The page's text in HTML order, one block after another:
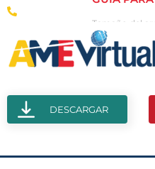
Tamaño del
Creado: 18-11-
Vistas: 44
DESCARGAR